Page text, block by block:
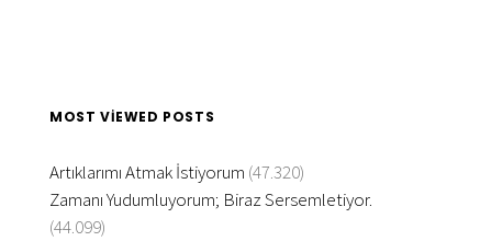
MOST VIEWED POSTS
Artıklarımı Atmak İstiyorum (47.320)
Zamanı Yudumluyorum; Biraz Sersemletiyor.
(44.099)